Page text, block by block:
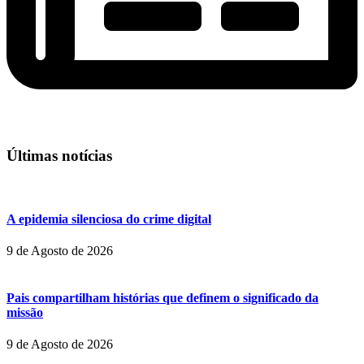
Últimas notícias
A epidemia silenciosa do crime digital
9 de Agosto de 2026
Pais compartilham histórias que definem o significado da
missão
9 de Agosto de 2026